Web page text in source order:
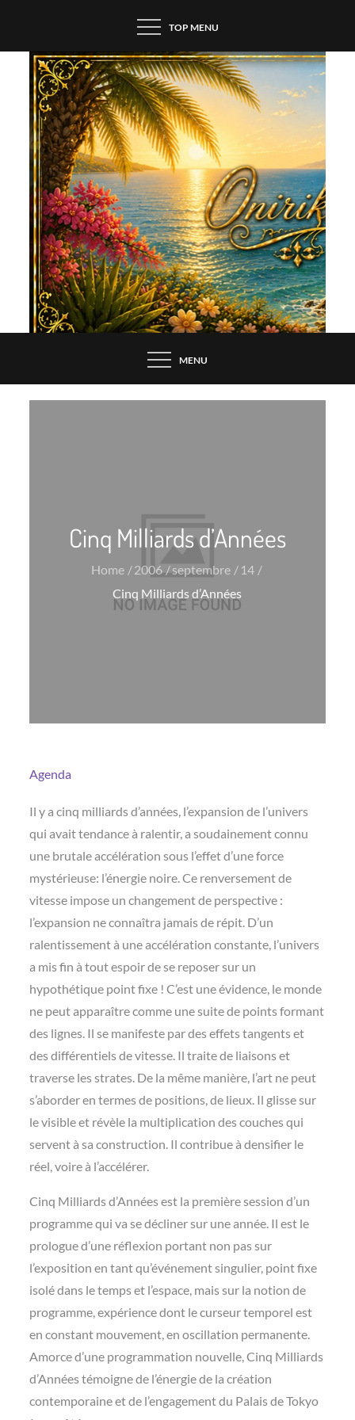
content
TOP MENU
MENU
Cinq Milliards d’Années
Home 2006 septembre
14
Cinq Milliards d’Années
Agenda
Il y a cinq milliards d’années, l’expansion de l’univers
qui avait tendance à ralentir, a soudainement connu
une brutale accélération sous l’effet d’une force
mystérieuse: l’énergie noire. Ce renversement de
vitesse impose un changement de perspective :
l’expansion ne connaîtra jamais de répit. D’un
ralentissement à une accélération constante, l’univers
a mis fin à tout espoir de se reposer sur un
hypothétique point fixe ! C’est une évidence, le monde
ne peut apparaître comme une suite de points formant
des lignes. Il se manifeste par des effets tangents et
des différentiels de vitesse. Il traite de liaisons et
traverse les strates. De la même manière, l’art ne peut
s’aborder en termes de positions, de lieux. Il glisse sur
le visible et révèle la multiplication des couches qui
servent à sa construction. Il contribue à densifier le
réel, voire à l’accélérer.
Cinq Milliards d’Années est la première session d’un
programme qui va se décliner sur une année. Il est le
prologue d’une réflexion portant non pas sur
l’exposition en tant qu’événement singulier, point fixe
isolé dans le temps et l’espace, mais sur la notion de
programme, expérience dont le curseur temporel est
en constant mouvement, en oscillation permanente.
Amorce d’une programmation nouvelle, Cinq Milliards
d’Années témoigne de l’énergie de la création
contemporaine et de l’engagement du Palais de Tokyo